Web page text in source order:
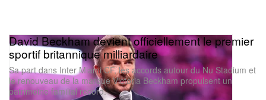
David Beckham devient officiellement le premier
sportif britannique milliardaire
Sa part dans Inter Miami CF, les accords autour du Nu Stadium et
le renouveau de la marque Victoria Beckham propulsent un
patrimoine familial record.